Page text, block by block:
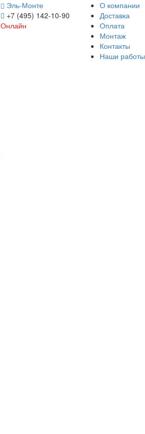
Эль-Монте
+7 (495) 142-10-90
Онлайн
О компании
Доставка
Оплата
Монтаж
Контакты
Наши работы